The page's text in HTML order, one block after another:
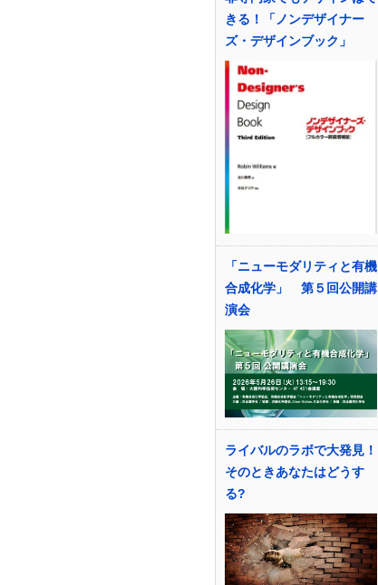
きる！「ノンデザイナー
ズ・デザインブック」
「ニューモダリティと有機
合成化学」 第５回公開講
演会
ライバルのラボで大発見！
そのときあなたはどうす
る?